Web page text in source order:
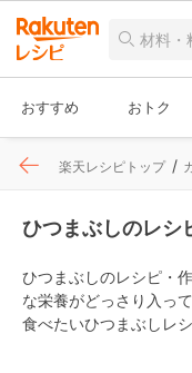
おすすめ おトク
楽天レシピトップ
ひつまぶしのレシ
ひつまぶしのレシピ・
な栄養がどっさり入っ
食べたいひつまぶしレシ